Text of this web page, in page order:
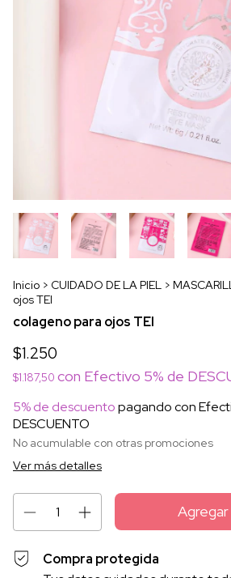
Inicio > CUIDADO DE LA PIEL >
ojos TEI
colageno para ojos TEI
$1.250
$1.187,50 con Efectivo 5% de
5% de descuentopagando con
DESCUENTO
No acumulable con otras promociones
Ver más detalles
Compra protegida